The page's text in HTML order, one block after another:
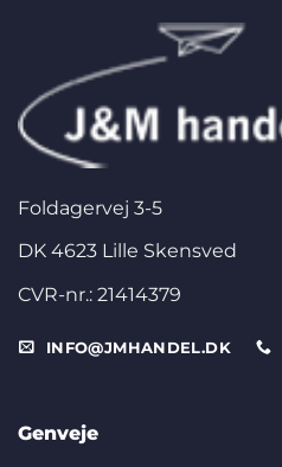
Foldagervej 3-5
DK 4623 Lille Skensved
CVR-nr.: 21414379
INFO@JMHANDEL.DK
Genveje